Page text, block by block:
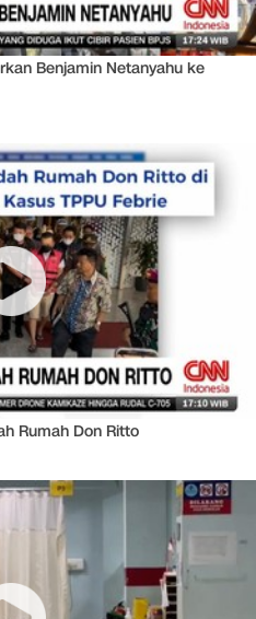
Benjamin Netanyahu ke
Rumah Don Ritto